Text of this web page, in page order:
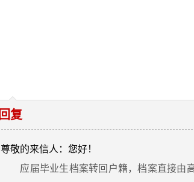
回复
尊敬的来信人：您好！
应届毕业生档案转回户籍，档案直接由